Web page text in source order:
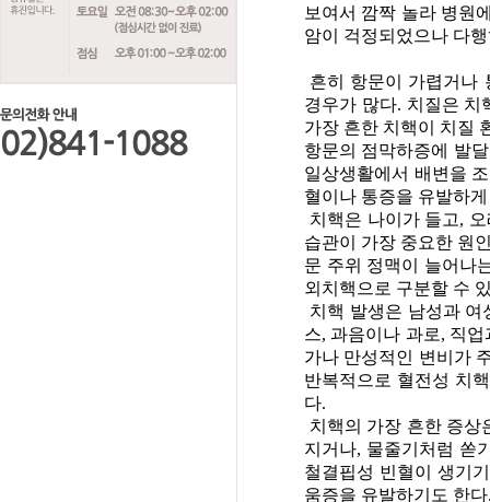
보여서 깜짝 놀라 병원
암이 걱정되었으나 다
흔히 항문이 가렵거나
경우가 많다. 치질은 치
가장 흔한 치핵이 치질
항문의 점막하증에 발
일상생활에서 배변을
혈이나 통증을 유발하
치핵은 나이가 들고,
습관이 가장 중요한 원
문 주위 정맥이 늘어나
외치핵으로 구분할 수
치핵 발생은 남성과
스, 과음이나 과로, 직
가나 만성적인 변비가
반복적으로 혈전성 치
다.
치핵의 가장 흔한 증상
지거나, 물줄기처럼 쏟
철결핍성 빈혈이 생기
움증을 유발하기도 한